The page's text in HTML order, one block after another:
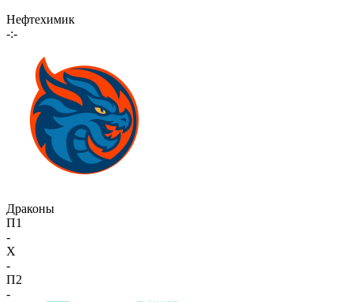
Нефтехимик
-:-
Драконы
П1
-
X
-
П2
-